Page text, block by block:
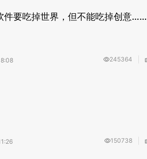
件要吃掉世界，但不能吃掉创意……
245364
150738